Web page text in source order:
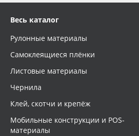
Весь каталог
Рулонные материалы
Самоклеящиеся плёнки
Листовые материалы
Чернила
Клей, скотчи и крепёж
Мобильные конструкции и POS-
материалы